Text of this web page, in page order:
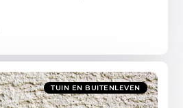
TUIN EN BUITENLEVEN